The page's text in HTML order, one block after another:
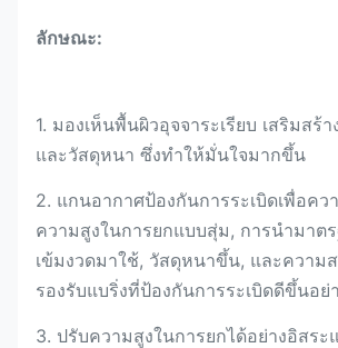
ลักษณะ:
1. มองเห็นพื้นผิวอุจจาระเรียบ เสริมสร้
และวัสดุหนา ซึ่งทำให้มั่นใจมากขึ้น
2. แกนอากาศป้องกันการระเบิดเพื่อคว
ความสูงในการยกแบบสุ่ม, การนำมาต
เข้มงวดมาใช้, วัสดุหนาขึ้น, และความ
รองรับแบริ่งที่ป้องกันการระเบิดดีขึ้นอย่
3. ปรับความสูงในการยกได้อย่างอิสระ